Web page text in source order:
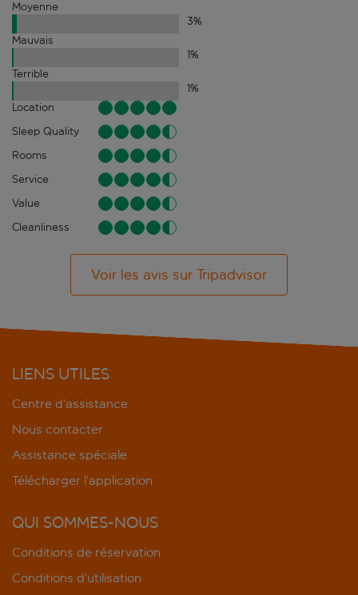
Moyenne
3%
Mauvais
1%
Terrible
1%
Location
Sleep Quality
Rooms
Service
Value
Cleanliness
Voir les avis sur Tripadvisor
LIENS UTILES
Centre d’assistance
Nous contacter
Assistance spéciale
Télécharger l’application
QUI SOMMES-NOUS
Conditions de réservation
Conditions d’utilisation